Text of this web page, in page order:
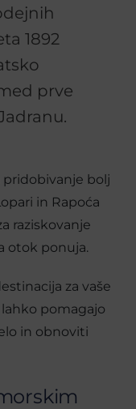
1892
prve
pridobivanje bolj
in Rapoća
raziskovanje
otok ponuja.
za vaše
pomagajo
in obnoviti